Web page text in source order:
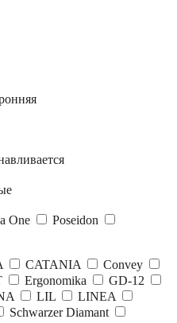
One
Poseidon
CATANIA
Convey
Ergonomika
GD-12
LIL
LINEA
Schwarzer Diamant